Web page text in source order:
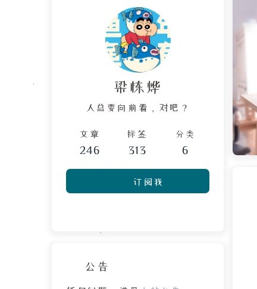
梁栋烨
人总要向前看，对吧？
文章
246
标签
313
分类
6
订阅我
公告